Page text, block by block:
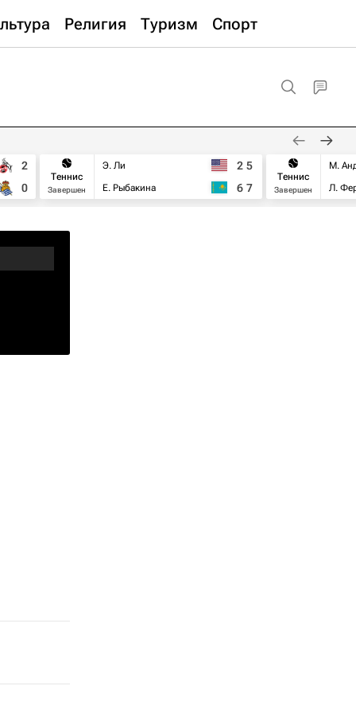
Религия Туризм Спорт
2
0
Теннис
Завершен
Э. Ли
Е. Рыбакина
2 5
6 7
Теннис
Завершен
М.
Л.